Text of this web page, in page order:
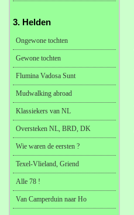
3. Helden
Ongewone tochten
Gewone tochten
Flumina Vadosa Sunt
Mudwalking abroad
Klassiekers van NL
Oversteken NL, BRD, DK
Wie waren de eersten ?
Texel-Vlieland, Griend
Alle 78 !
Van Camperduin naar Ho